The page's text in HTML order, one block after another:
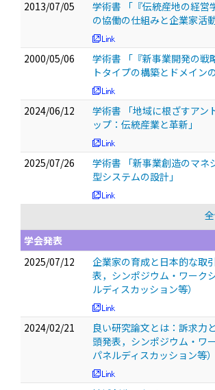
2013/07/05
学術書 「『伝統産地の経営
の協働の仕組みと企業家活動
2000/05/06
学術書 「『新事業開発の戦
トタイプの構築とドメイン
2024/06/12
学術書 「地域に根ざすアン
ップ：伝統産業と革新」
2025/07/26
学術書 「新事業創造のマネ
型システムの設計」
学会発表
2025/07/12
企業家の育成と日本的な取
表，シンポジウム・ワーク
ルディスカッション等）
2024/02/21 良い研究論文とは：訴求力
頭発表，シンポジウム・ワ
パネルディスカッション等）